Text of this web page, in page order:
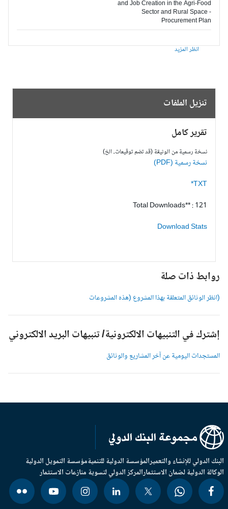
and Job Creation in the Agri-Food
Sector and Rural Space -
Procurement Plan
انظر المزيد
تنزيل الملفات
تقرير كامل
نسخة رسمية من الوثيقة (قد تضم توقيعات، الخ)
نسخة رسمية (PDF)
TXT*
Total Downloads** : 121
Download Stats
روابط ذات صلة
(انظر الوثائق المتعلقة بهذا المشروع (هذه المشروعات
إشترك في التنبيهات الالكترونية/ تنبيهات البريد الالكتروني
المستجدات اليومية عن آخر المشاريع والوثائق
الدولي للإنشاء والتعميرالمؤسسة الدولية للتنميةمؤسسة التمويل الدولية
الدولية لضمان الاستثمارالمركز الدولي لتسوية منازعات الاستثمار